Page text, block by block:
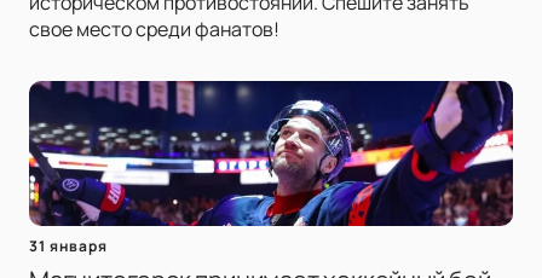
свое место среди фанатов!
31 января